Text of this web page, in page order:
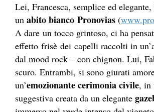
Lei, Francesca, semplice ed
un abito bianco Pronovias (
A dare un tocco grintoso, ci ha
effetto frisè dei capelli raccolti in
dal mood rock – con chignon. Lui,
scuro. Entrambi, si sono giurati
un’emozionante cerimonia civile, in
suggestiva creata da un elegante